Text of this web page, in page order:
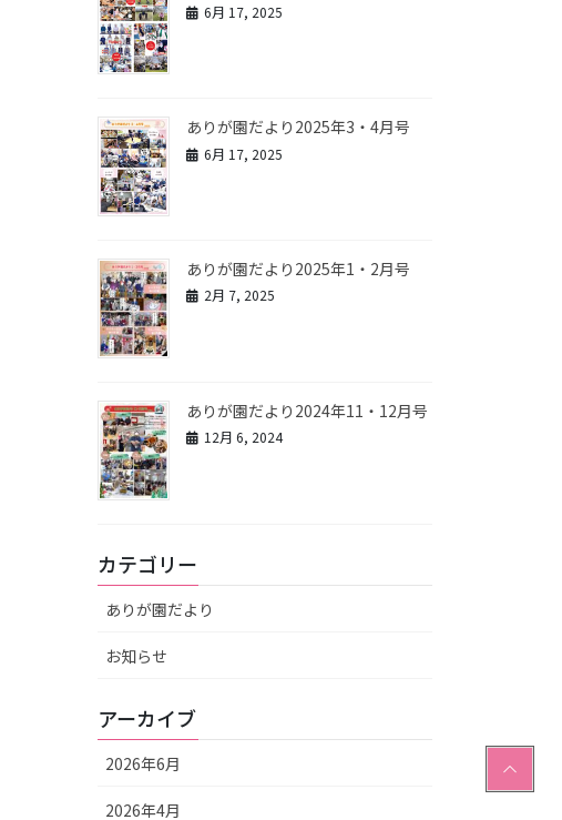
6月 17, 2025
ありが園だより2025年3・4月号
6月 17, 2025
ありが園だより2025年1・2月号
2月 7, 2025
ありが園だより2024年11・12月号
12月 6, 2024
カテゴリー
ありが園だより
お知らせ
アーカイブ
2026年6月
2026年4月
PAGE
TOP